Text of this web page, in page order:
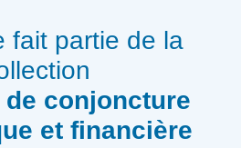
fait partie de la
de conjoncture
et financière